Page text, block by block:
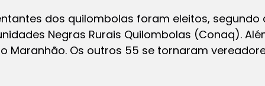
dos quilombolas foram eleitos,
Negras Rurais Quilombolas (Conaq).
Maranhão. Os outros 55 se tornaram